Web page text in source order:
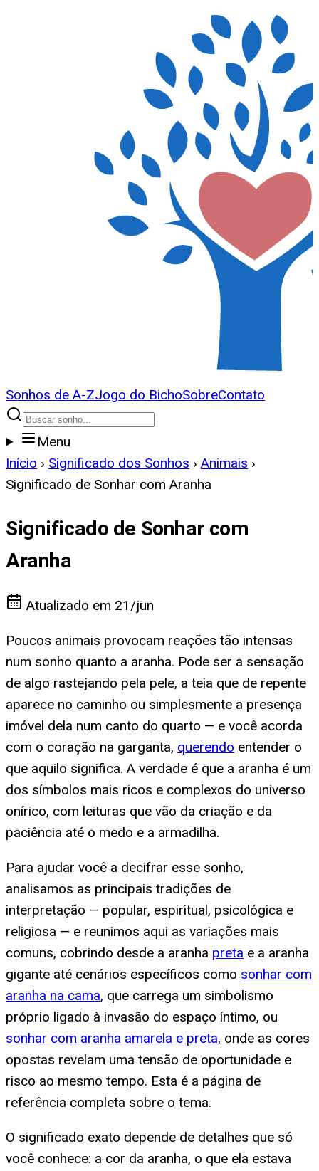
Sonhos de A-ZJogo do BichoSobreContato
Menu
Início › Significado dos Sonhos › Animais ›
Significado de Sonhar com Aranha
Significado de Sonhar com
Aranha
Atualizado em 21/jun
Poucos animais provocam reações tão intensas
num sonho quanto a aranha. Pode ser a sensação
de algo rastejando pela pele, a teia que de repente
aparece no caminho ou simplesmente a presença
imóvel dela num canto do quarto — e você acorda
com o coração na garganta, querendo entender o
que aquilo significa. A verdade é que a aranha é um
dos símbolos mais ricos e complexos do universo
onírico, com leituras que vão da criação e da
paciência até o medo e a armadilha.
Para ajudar você a decifrar esse sonho,
analisamos as principais tradições de
interpretação — popular, espiritual, psicológica e
religiosa — e reunimos aqui as variações mais
comuns, cobrindo desde a aranha preta e a aranha
gigante até cenários específicos como sonhar com
aranha na cama, que carrega um simbolismo
próprio ligado à invasão do espaço íntimo, ou
sonhar com aranha amarela e preta, onde as cores
opostas revelam uma tensão de oportunidade e
risco ao mesmo tempo. Esta é a página de
referência completa sobre o tema.
O significado exato depende de detalhes que só
você conhece: a cor da aranha, o que ela estava